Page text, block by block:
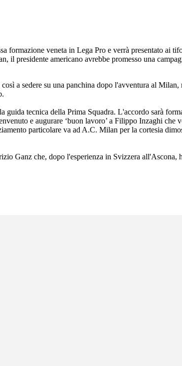
formazione veneta in Lega Pro e verrà presentato ai
il presidente americano avrebbe promesso una
a sedere su una panchina dopo l'avventura al
tecnica della Prima Squadra. L'accordo sarà
e augurare ‘buon lavoro’ a Filippo Inzaghi che
particolare va ad A.C. Milan per la cortesia
Ganz che, dopo l'esperienza in Svizzera all'Ascona,